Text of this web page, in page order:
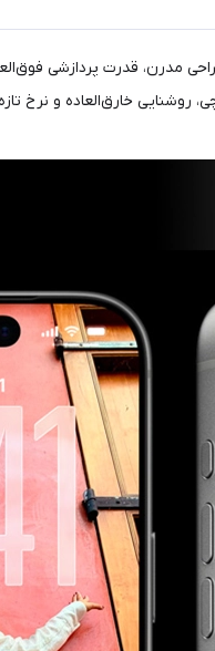
از طراحی مدرن، قدرت